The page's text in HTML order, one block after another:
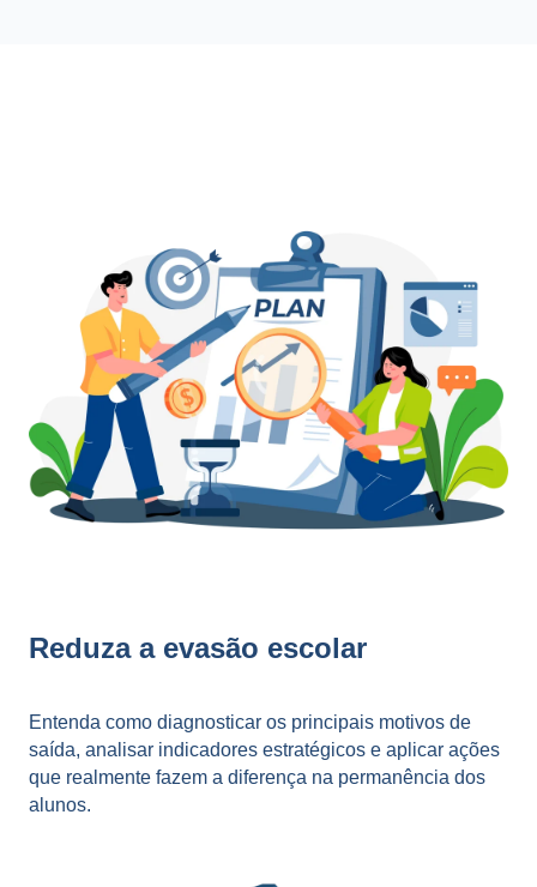
Reduza a evasão escolar
Entenda como diagnosticar os principais motivos de
saída, analisar indicadores estratégicos e aplicar ações
que realmente fazem a diferença na permanência dos
alunos.